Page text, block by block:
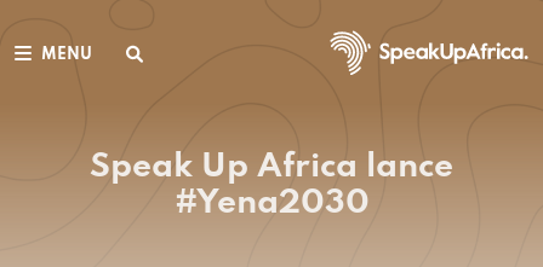
MENU
Speak Up Africa lance
#Yena2030